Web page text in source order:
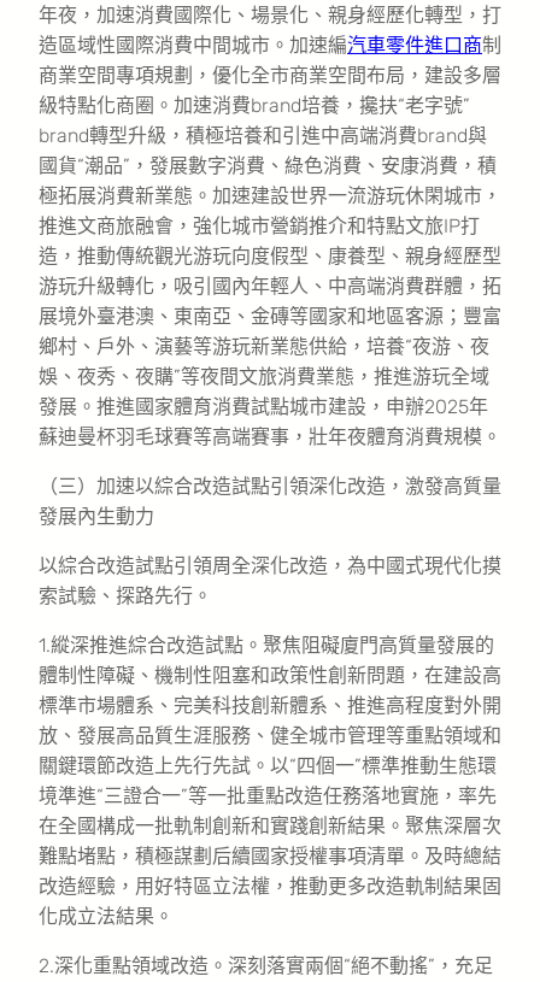
年夜，加速消費國際化、場景化、親身經歷化轉型，打
造區域性國際消費中間城市。加速編汽車零件進口商制
商業空間專項規劃，優化全市商業空間布局，建設多層
級特點化商圈。加速消費brand培養，攙扶“老字號”
brand轉型升級，積極培養和引進中高端消費brand與
國貨“潮品”，發展數字消費、綠色消費、安康消費，積
極拓展消費新業態。加速建設世界一流游玩休閑城市，
推進文商旅融會，強化城市營銷推介和特點文旅IP打
造，推動傳統觀光游玩向度假型、康養型、親身經歷型
游玩升級轉化，吸引國內年輕人、中高端消費群體，拓
展境外臺港澳、東南亞、金磚等國家和地區客源；豐富
鄉村、戶外、演藝等游玩新業態供給，培養“夜游、夜
娛、夜秀、夜購”等夜間文旅消費業態，推進游玩全域
發展。推進國家體育消費試點城市建設，申辦2025年
蘇迪曼杯羽毛球賽等高端賽事，壯年夜體育消費規模。
（三）加速以綜合改造試點引領深化改造，激發高質量
發展內生動力
以綜合改造試點引領周全深化改造，為中國式現代化摸
索試驗、探路先行。
1.縱深推進綜合改造試點。聚焦阻礙廈門高質量發展的
體制性障礙、機制性阻塞和政策性創新問題，在建設高
標準市場體系、完美科技創新體系、推進高程度對外開
放、發展高品質生涯服務、健全城市管理等重點領域和
關鍵環節改造上先行先試。以“四個一”標準推動生態環
境準進“三證合一”等一批重點改造任務落地實施，率先
在全國構成一批軌制創新和實踐創新結果。聚焦深層次
難點堵點，積極謀劃后續國家授權事項清單。及時總結
改造經驗，用好特區立法權，推動更多改造軌制結果固
化成立法結果。
2.深化重點領域改造。深刻落實兩個“絕不動搖”，充足